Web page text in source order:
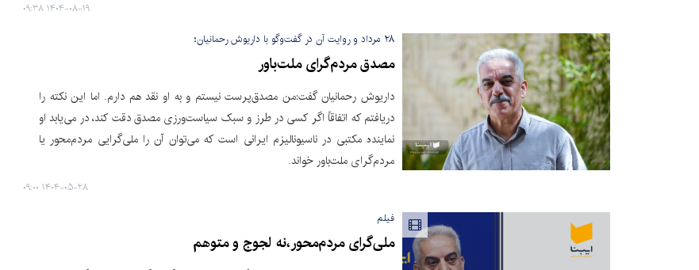
۱۴۰۴-۰۸-۱۹ ۰۹:۳۸
۲۸ مرداد و روایت آن در گفت‌وگو با داریوش رحمانیان؛
مصدق مردم‌گرای ملت‌باور
داریوش رحمانیان گفت:‌من مصدق‌پرست نیستم و به او نقد هم دارم. اما این نکته را
دریافتم که اتفاقاً اگر کسی در طرز و سبک سیاست‌ورزی مصدق دقت کند، در می‌یابد او
نماینده مکتبی در ناسیونالیزم ایرانی است که می‌توان آن را ملی‌گرایی مردم‌محور یا
مردم‌گرای ملت‌باور خواند.
۱۴۰۴-۰۵-۲۸ ۰۹:۰۰
فیلم
ملی‌گرای مردم‌محور،‌نه لجوج و متوهم